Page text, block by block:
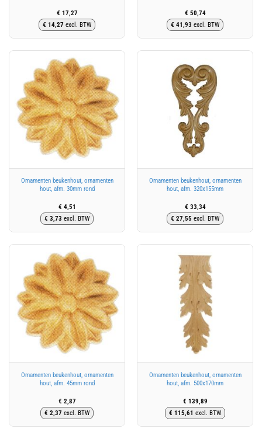
€ 17,27
€ 14,27 excl. BTW
€ 50,74
€ 41,93 excl. BTW
Ornamenten beukenhout, ornamenten
hout, afm. 30mm rond
€ 4,51
€ 3,73 excl. BTW
Ornamenten beukenhout, ornamenten
hout, afm. 320x155mm
€ 33,34
€ 27,55 excl. BTW
Ornamenten beukenhout, ornamenten
hout, afm. 45mm rond
€ 2,87
€ 2,37 excl. BTW
Ornamenten beukenhout, ornamenten
hout, afm. 500x170mm
€ 139,89
€ 115,61 excl. BTW